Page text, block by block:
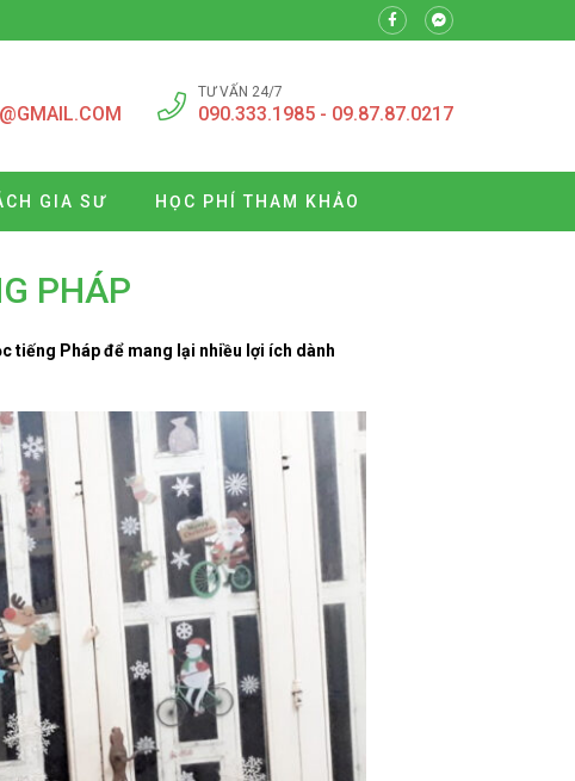
TƯ VẤN 24/7
090.333.1985 - 09.87.87.0217
GIA SƯ HỌC PHÍ THAM KHẢO
PHÁP
tiếng Pháp để mang lại nhiều lợi ích dành